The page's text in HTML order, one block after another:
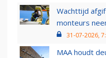
Wachttijd
monteurs
31-07-2026,
MAA houdt